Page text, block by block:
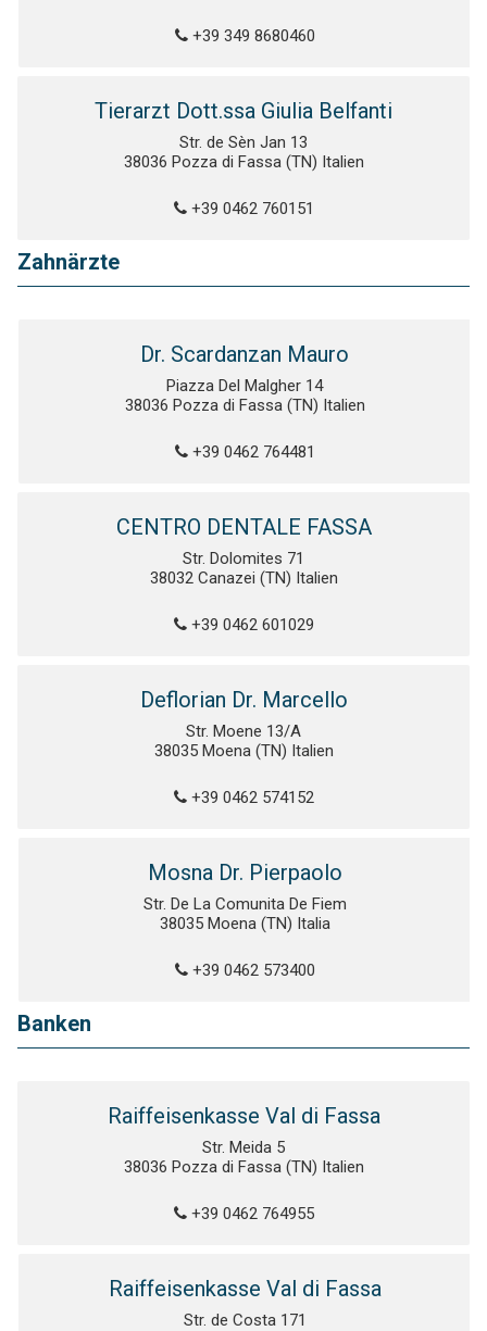
+39 349 8680460
Tierarzt Dott.ssa Giulia Belfanti
Str. de Sèn Jan 13
38036 Pozza di Fassa (TN) Italien
+39 0462 760151
Zahnärzte
Dr. Scardanzan Mauro
Piazza Del Malgher 14
38036 Pozza di Fassa (TN) Italien
+39 0462 764481
CENTRO DENTALE FASSA
Str. Dolomites 71
38032 Canazei (TN) Italien
+39 0462 601029
Deflorian Dr. Marcello
Str. Moene 13/A
38035 Moena (TN) Italien
+39 0462 574152
Mosna Dr. Pierpaolo
Str. De La Comunita De Fiem
38035 Moena (TN) Italia
+39 0462 573400
Banken
Raiffeisenkasse Val di Fassa
Str. Meida 5
38036 Pozza di Fassa (TN) Italien
+39 0462 764955
Raiffeisenkasse Val di Fassa
Str. de Costa 171